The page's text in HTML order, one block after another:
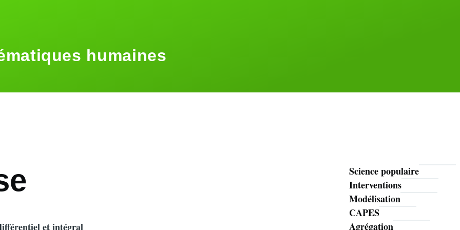
humaines
et intégral
Mathoms
Science populaire
Interventions
Modélisation
CAPES
Agrégation